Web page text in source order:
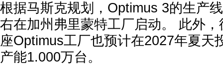
根据马斯克规划，Optimus 3的生产
右在加州弗里蒙特工厂启动。 此外
座Optimus工厂也预计在2027年夏天
产能1.000万台。